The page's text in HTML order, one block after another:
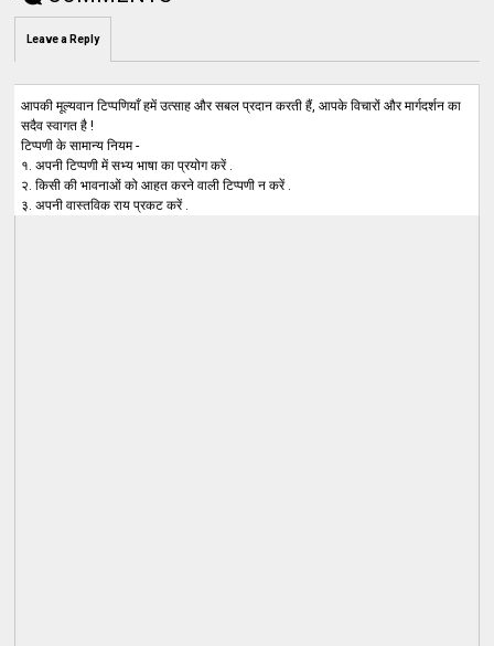
Leave a Reply
आपकी मूल्यवान टिप्पणियाँ हमें उत्साह और सबल प्रदान करती हैं, आपके विचारों और मार्गदर्शन का
सदैव स्वागत है !
टिप्पणी के सामान्य नियम -
१. अपनी टिप्पणी में सभ्य भाषा का प्रयोग करें .
२. किसी की भावनाओं को आहत करने वाली टिप्पणी न करें .
३. अपनी वास्तविक राय प्रकट करें .